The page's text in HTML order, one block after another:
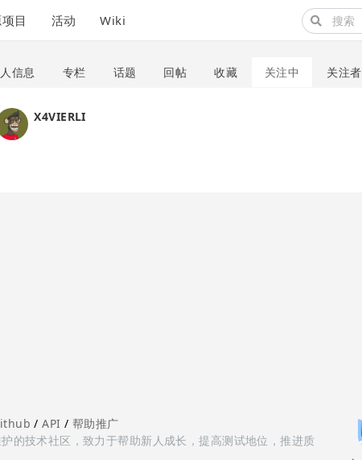
目 活动 Wiki
信息 专栏 话题 回帖 收藏 关注中 关注者
X4VIERLI
/API / 帮助推广
的技术社区，致力于帮助新人成长，提高测试地位，推进质